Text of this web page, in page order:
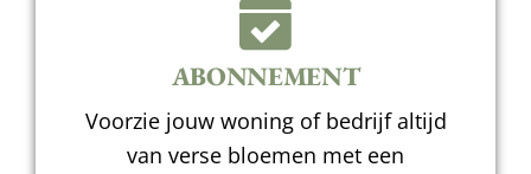
ABONNEMENT
Voorzie jouw woning of bedrijf altijd
van verse bloemen met een